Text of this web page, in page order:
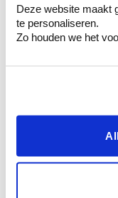
Deze website maakt
te personaliseren.
Zo houden we het
Krijg
Ga samen
Krijg
en je